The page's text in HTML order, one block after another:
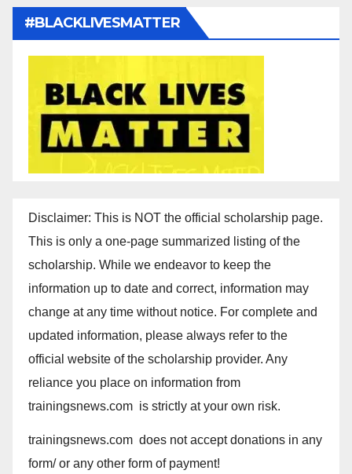
#BLACKLIVESMATTER
Disclaimer: This is NOT the official scholarship page.
This is only a one-page summarized listing of the
scholarship. While we endeavor to keep the
information up to date and correct, information may
change at any time without notice. For complete and
updated information, please always refer to the
official website of the scholarship provider. Any
reliance you place on information from
trainingsnews.com is strictly at your own risk.
trainingsnews.com does not accept donations in any
form/ or any other form of payment!